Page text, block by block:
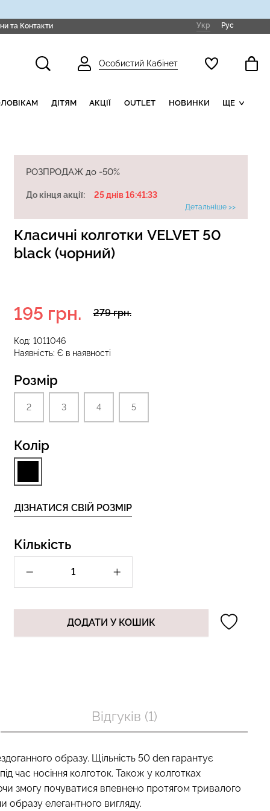
та Контакти Укр Рус
Особистий Кабінет
ДІТЯМ АКЦІЇ OUTLET НОВИНКИ ЩЕ
РОЗПРОДАЖ до -50%
До кінця акції: 25 днів 16:41:33
Детальніше >>
Класичні колготки VELVET 50
black (чорний)
Код: 1011046
Наявність: Є в наявності
279 грн.
195 грн.
Розмір
2 3 4 5
Колір
ДІЗНАТИСЯ СВІЙ РОЗМІР
Кількість
ДОДАТИ У КОШИК
Відгуків (1)
образу. Щільність 50 den гарантує
час носіння колготок. Також у колготках
змогу почуватися впевнено протягом тривалого
образу елегантного вигляду.
з високою
01 (чорний)
white (білий)
корекцією BRA SHAPEWEAR
black (чорний) Giulia